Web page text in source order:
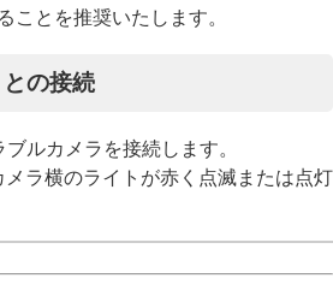
ことを推奨いたします。
の接続
ルカメラを接続します。
ラ横のライトが赤く点滅または点灯